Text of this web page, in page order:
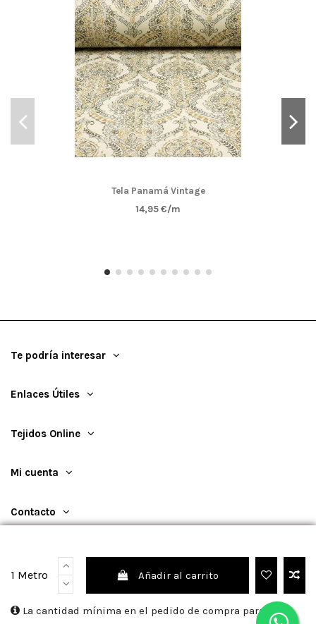
1 Metro Añadir al carrito
La cantidad mínima en el pedido de compra para el
Tela Panamá Vintage
14,95 €/m
Te podría interesar
Enlaces Útiles
Tejidos Online
Mi cuenta
Contacto
©2026TejidosOnline